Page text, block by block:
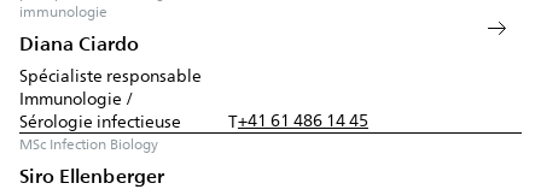
immunologie
Diana Ciardo
Spécialiste responsable
Immunologie /
Sérologie infectieuse
T+41 61 486 14 45
MSc Infection Biology
Siro Ellenberger